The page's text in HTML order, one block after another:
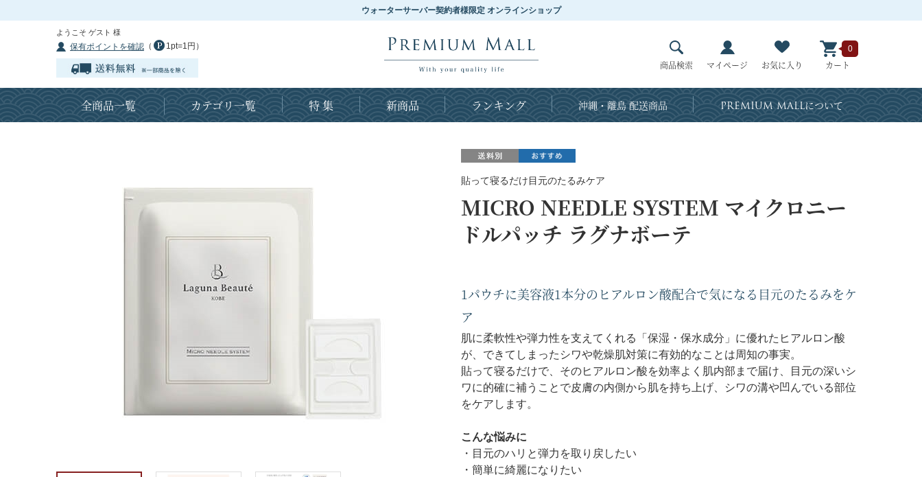
ウォーターサーバー契約者様限定 オンラインショップ
ようこそ ゲスト 様
保有ポイントを確認 （ 1pt=1円）
商品検索 マイページ お気に入り カート
0
全商品一覧 カテゴリ一覧 特 集 新商品 ランキング 沖縄・離島 配送商品 PREMIUM MALLについて
貼って寝るだけ目元のたるみケア
MICRO NEEDLE SYSTEM マイクロニー
ドルパッチ ラグナボーテ
1パウチに美容液1本分のヒアルロン酸配合で気になる目元のたるみをケ
ア
肌に柔軟性や弾力性を支えてくれる「保湿・保水成分」に優れたヒアルロン酸
が、できてしまったシワや乾燥肌対策に有効的なことは周知の事実。
貼って寝るだけで、そのヒアルロン酸を効率よく肌内部まで届け、目元の深いシ
ワに的確に補うことで皮膚の内側から肌を持ち上げ、シワの溝や凹んでいる部位
をケアします。
こんな悩みに
・目元のハリと弾力を取り戻したい
・簡単に綺麗になりたい